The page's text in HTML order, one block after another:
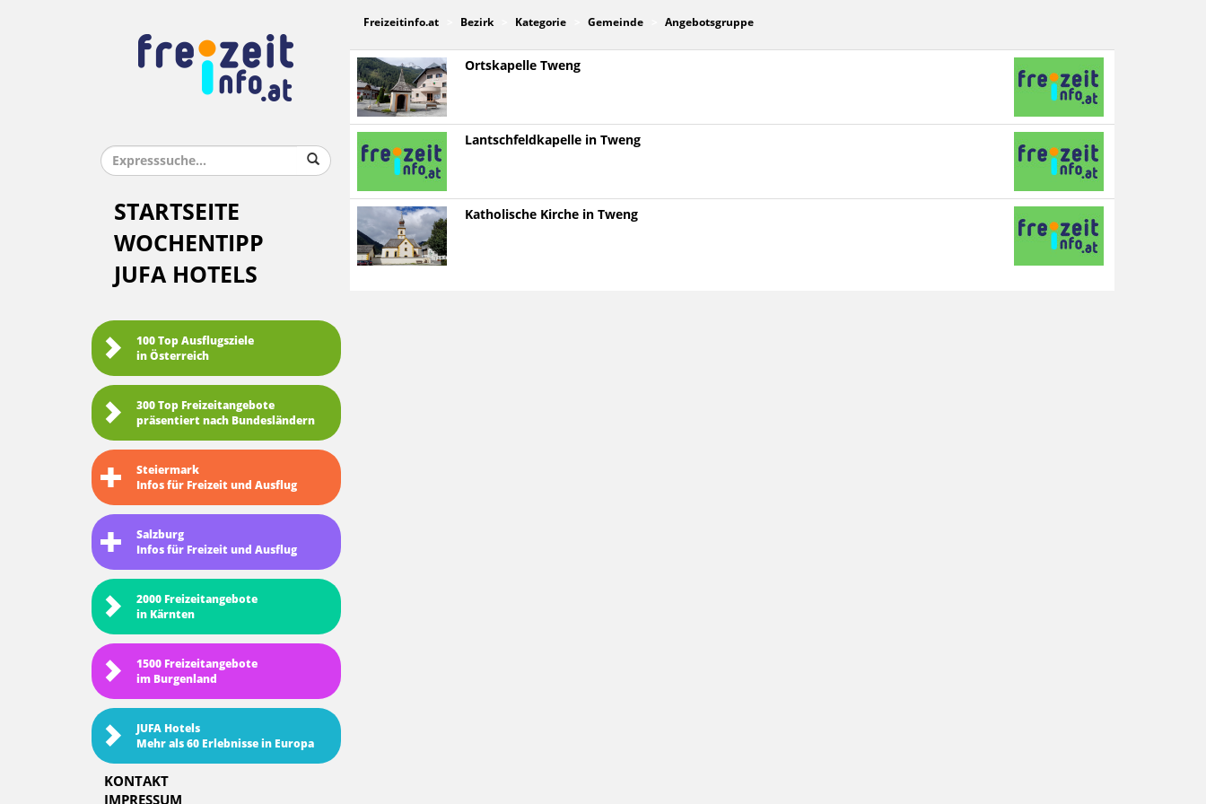
STARTSEITE
WOCHENTIPP
JUFA HOTELS
100 Top Ausflugsziele
in Österreich
300 Top Freizeitangebote
präsentiert nach Bundesländern
Steiermark
Infos für Freizeit und Ausflug
Salzburg
Infos für Freizeit und Ausflug
2000 Freizeitangebote
in Kärnten
1500 Freizeitangebote
im Burgenland
JUFA Hotels
Mehr als 60 Erlebnisse in Europa
KONTAKT
IMPRESSUM
Freizeitinfo.at Bezirk Kategorie Gemeinde Angebotsgruppe
Ortskapelle Tweng
Lantschfeldkapelle in Tweng
Katholische Kirche in Tweng